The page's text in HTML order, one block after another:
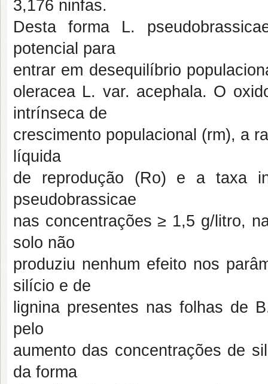
3,176 ninfas.
Desta forma L.
potencial para
entrar em desequilíbrio
oleracea L. var. acephala. O
intrínseca de
crescimento populacional (rm), a
líquida
de reprodução (Ro) e a taxa
pseudobrassicae
nas concentrações ≥ 1,5 g/litro,
solo não
produziu nenhum efeito nos
silício e de
lignina presentes nas folhas de
pelo
aumento das concentrações de
da forma